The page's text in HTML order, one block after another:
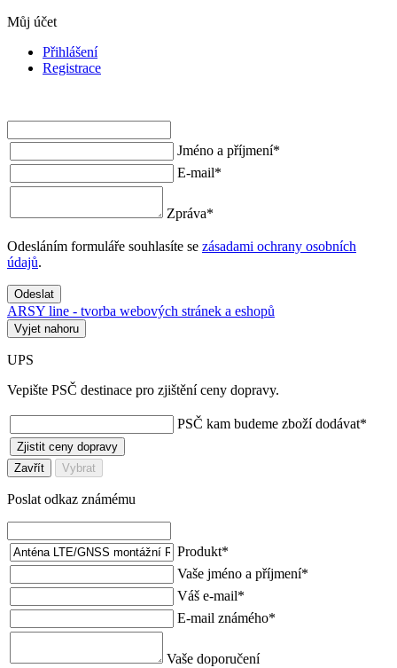
Můj účet
Přihlášení
Registrace
Jméno a příjmení*
E-mail*
Zpráva*
Odesláním formuláře souhlasíte se zásadami ochrany osobních
údajů.
Odeslat
ARSY line - tvorba webových stránek a eshopů
Vyjet nahoru
UPS
Vepište PSČ destinace pro zjištění ceny dopravy.
PSČ kam budeme zboží dodávat*
Zjistit ceny dopravy
Zavřít
Vybrat
Poslat odkaz známému
Produkt*
Vaše jméno a příjmení*
Váš e-mail*
E-mail známého*
Vaše doporučení